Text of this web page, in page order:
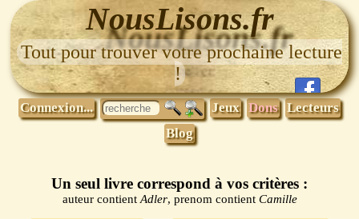
NousLisons.fr
Tout pour trouver votre prochaine lecture
!
Connexion... Jeux Dons Lecteurs
Blog
Un seul livre correspond à vos critères :
auteur contientAdler, prenom contient Camille